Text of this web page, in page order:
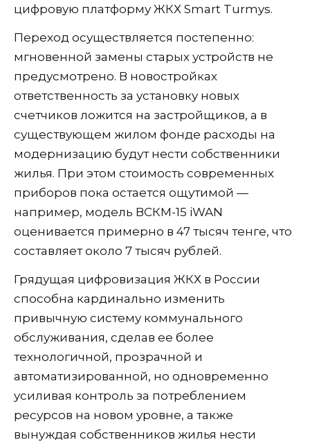
цифровую платформу ЖКХ Smart Turmys.
Переход осуществляется постепенно:
мгновенной замены старых устройств не
предусмотрено. В новостройках
ответственность за установку новых
счетчиков ложится на застройщиков, а в
существующем жилом фонде расходы на
модернизацию будут нести собственники
жилья. При этом стоимость современных
приборов пока остается ощутимой —
например, модель ВСКМ-15 iWAN
оценивается примерно в 47 тысяч тенге, что
составляет около 7 тысяч рублей.
Грядущая цифровизация ЖКХ в России
способна кардинально изменить
привычную систему коммунального
обслуживания, сделав ее более
технологичной, прозрачной и
автоматизированной, но одновременно
усиливая контроль за потреблением
ресурсов на новом уровне, а также
вынуждая собственников жилья нести